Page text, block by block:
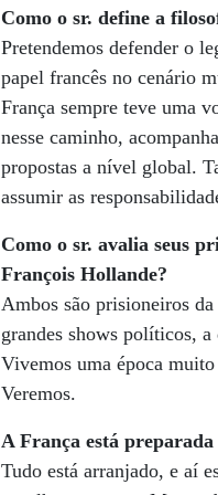
Como o sr. define a
Pretendemos defender o
papel francês no cenário
França sempre teve uma
nesse caminho,
propostas a nível global.
assumir as
Como o sr. avalia seus
François Hollande?
Ambos são prisioneiros
grandes shows políticos,
Vivemos uma época
Veremos.
A França está
Tudo está arranjado, e aí